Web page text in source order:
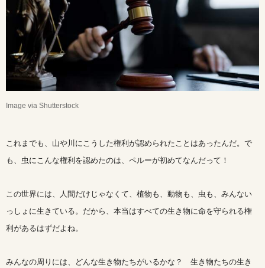
Image via Shutterstock
これまでも、山や川にこうした権利が認められたことはあったんだ。で
も、虫にこんな権利を認めたのは、ペルーが初めてなんだって！
この世界には、人間だけじゃなくて、植物も、動物も、虫も、みんない
っしょに生きている。だから、本当はすべての生き物に命を守られる権
利があるはずだよね。
みんなの周りには、どんな生き物たちがいるかな？ 生き物たちの生き